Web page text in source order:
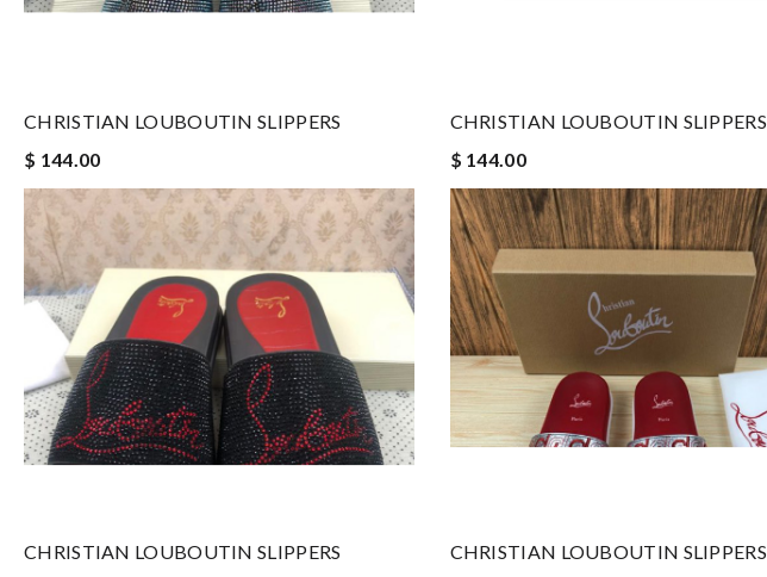
CHRISTIAN LOUBOUTIN SLIPPERS
$ 144.00
CHRISTIAN LOUBOUTIN SLIPPERS
$ 144.00
CHRISTIAN LOUBOUTIN SLIPPERS
CHRISTIAN LOUBOUTIN SLIPPERS